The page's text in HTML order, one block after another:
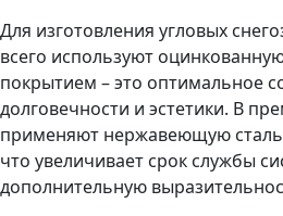
Для изготовления угловых
всего используют
покрытием – это оптимальное
долговечности и эстетики. В
применяют нержавеющую
что увеличивает срок службы
дополнительную